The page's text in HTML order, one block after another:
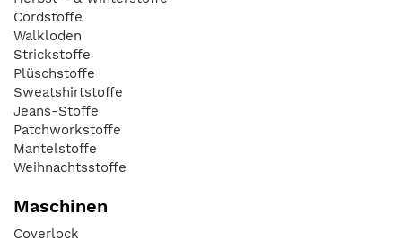
Cordstoffe
Walkloden
Strickstoffe
Plüschstoffe
Sweatshirtstoffe
Jeans-Stoffe
Patchworkstoffe
Mantelstoffe
Weihnachtsstoffe
Maschinen
Coverlock